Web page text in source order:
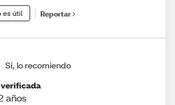
es útil Reportar
Sí, lo recomiendo
años